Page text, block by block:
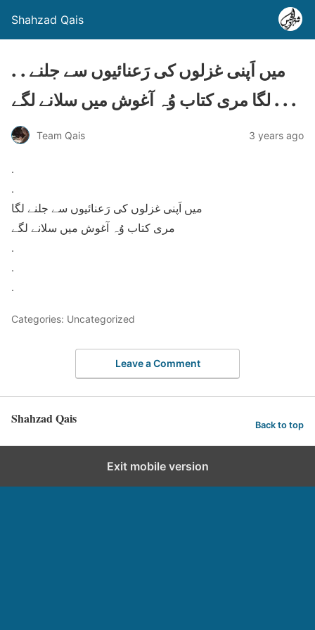
Shahzad Qais
. . میں اَپنی غزلوں کی رَعنائیوں سے جلنے
لگا مری کتاب وُہ آغوش میں سلانے لگے . . .
Team Qais 3 years ago
.
.
میں اَپنی غزلوں کی رَعنائیوں سے جلنے لگا
مری کتاب وُہ آغوش میں سلانے لگے
.
.
.
Categories: Uncategorized
Leave a Comment
Shahzad Qais Back to top
Exit mobile version